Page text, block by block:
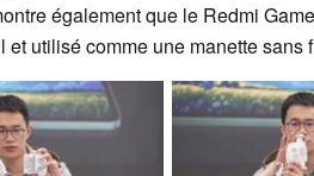
également que le Redmi
et utilisé comme une manette sans